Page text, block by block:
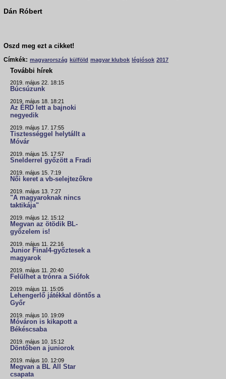
Dán Róbert
Oszd meg ezt a cikket!
Címkék: magyarország külföld magyar klubok légiósok 2017
További hírek
2019. május 22. 18:15
Búcsúzunk
2019. május 18. 18:21
Az ÉRD lett a bajnoki
negyedik
2019. május 17. 17:55
Tisztességgel helytállt a
Móvár
2019. május 15. 17:57
Snelderrel győzött a Fradi
2019. május 15. 7:19
Női keret a vb-selejtezőkre
2019. május 13. 7:27
"A magyaroknak nincs
taktikája"
2019. május 12. 15:12
Megvan az ötödik BL-
győzelem is!
2019. május 11. 22:16
Junior Final4-győztesek a
magyarok
2019. május 11. 20:40
Felülhet a trónra a Siófok
2019. május 11. 15:05
Lehengerlő játékkal döntős a
Győr
2019. május 10. 19:09
Móváron is kikapott a
Békéscsaba
2019. május 10. 15:12
Döntőben a juniorok
2019. május 10. 12:09
Megvan a BL All Star
csapata